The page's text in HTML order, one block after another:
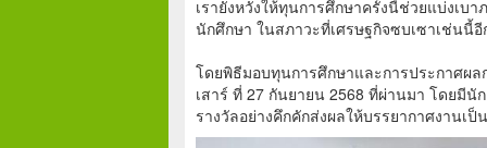
เรายังหวังให้ทุนการศึกษาครั้งนี้ช่วยแบ่งเบ
นักศึกษา ในสภาวะที่เศรษฐกิจซบเซาเช่นนี้อี
โดยพิธีมอบทุนการศึกษาและการประกาศผ
เสาร์ ที่ 27 กันยายน 2568 ที่ผ่านมา โดยมี
รางวัลอย่างคึกคักส่งผลให้บรรยากาศงานเ